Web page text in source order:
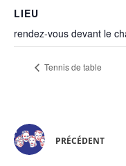
LIEU
rendez-vous devant le
Tennis de table
PRÉCÉDENT